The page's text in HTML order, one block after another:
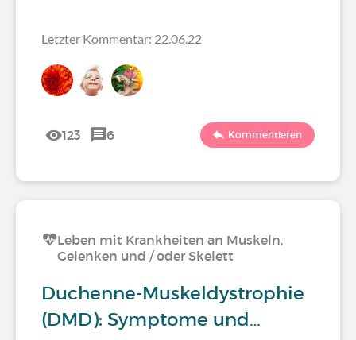
Letzter Kommentar: 22.06.22
123 6 Kommentieren
Leben mit Krankheiten an Muskeln,
Gelenken und / oder Skelett
Duchenne-Muskeldystrophie
(DMD): Symptome und…